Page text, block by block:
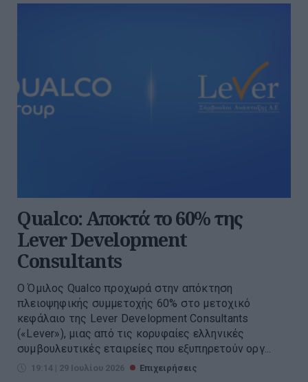
Qualco: Αποκτά το 60% της
Lever Development
Consultants
Ο Όμιλος Qualco προχωρά στην απόκτηση
πλειοψηφικής συμμετοχής 60% στο μετοχικό
κεφάλαιο της Lever Development Consultants
(«Lever»), μιας από τις κορυφαίες ελληνικές
συμβουλευτικές εταιρείες που εξυπηρετούν οργ...
19:14 | 29 Ιουλίου 2026 Επιχειρήσεις